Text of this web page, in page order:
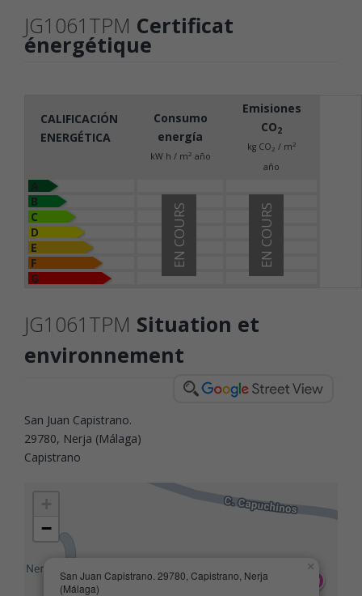
JG1061TPM Certificat
énergétique
CALIFICACIÓN
ENERGÉTICA
Consumo
energía
kW h / m2 año
Emisiones
CO2
kg CO2 / m2
año
B
C
D
E
F
G
EN COURS
EN COURS
JG1061TPM Situation et
environnement
San Juan Capistrano.
29780, Nerja (Málaga)
Capistrano
San Juan Capistrano. 29780, Capistrano, Nerja
(Málaga)
×
−